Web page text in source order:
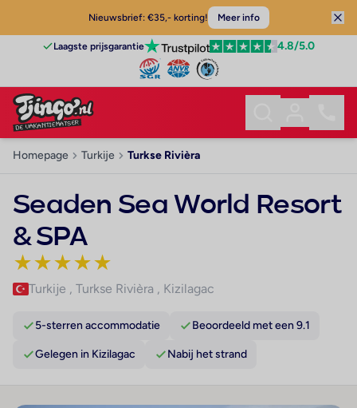
Nieuwsbrief: €35,- korting! Meer info
Laagste prijsgarantie 4.8/5.0
Homepage Turkije Turkse Rivièra
Seaden Sea World Resort
& SPA
★★★★★
Turkije , Turkse Rivièra , Kizilagac
5-sterren accommodatie Beoordeeld met een 9.1
Gelegen in Kizilagac Nabij het strand